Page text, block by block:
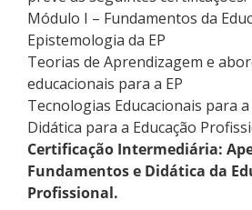
Módulo I – Fundamentos da
Epistemologia da EP
Teorias de Aprendizagem e
educacionais para a EP
Tecnologias Educacionais para a
Didática para a Educação
Certificação Intermediária:
Fundamentos e Didática da
Profissional.